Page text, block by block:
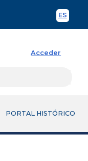
ES
Acceder
PORTAL HISTÓRICO